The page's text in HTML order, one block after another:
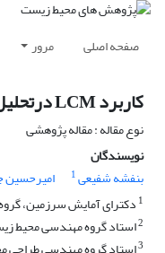
صفحه اصلی مرور
کاربرد LCM درتحلیل وضع موجود و پیش‌بینی تغییرات پوشش و کاربری اراضی در حوضه آبریز سد لتیان
نوع مقاله : مقاله پژوهشی
نویسندگان
بنفشه شفیعی1 امیرحسین
1 دکترای آمایش سرزمین،
2استاد گروه مهندسی محیط
3